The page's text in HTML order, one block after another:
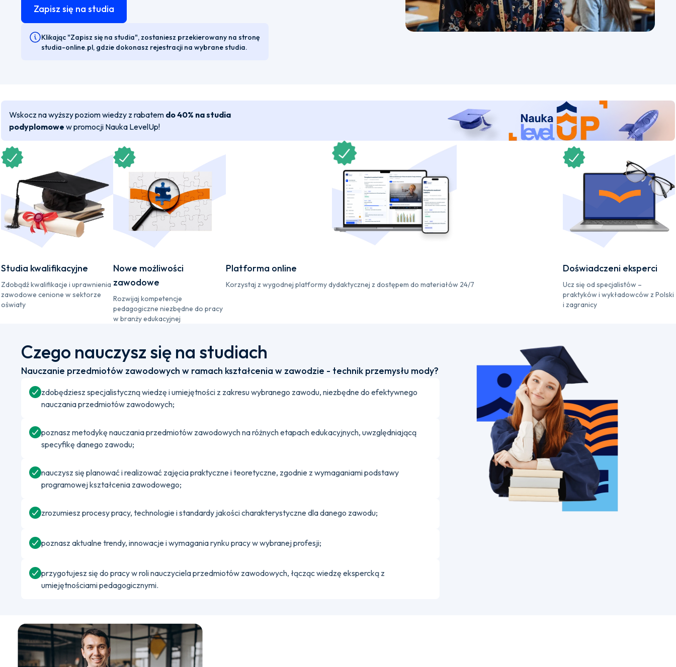
Zapisz się na studia
Klikając "Zapisz się na studia", zostaniesz przekierowany na stronę
studia-online.pl, gdzie dokonasz rejestracji na wybrane studia.
Wskocz na wyższy poziom wiedzy z rabatem do 40% na studia
podyplomowe w promocji Nauka LevelUp!
Studia kwalifikacyjne
Zdobądź kwalifikacje i uprawnienia
zawodowe cenione w sektorze
oświaty
Nowe możliwości
zawodowe
Rozwijaj kompetencje
pedagogiczne niezbędne do pracy
w branży edukacyjnej
Platforma online
Korzystaj z wygodnej platformy dydaktycznej z dostępem do materiałów 24/7
Doświadczeni eksperci
Ucz się od specjalistów –
praktyków i wykładowców z Polski
i zagranicy
Czego nauczysz się na studiach
Nauczanie przedmiotów zawodowych w ramach kształcenia w zawodzie - technik przemysłu mody?
zdobędziesz specjalistyczną wiedzę i umiejętności z zakresu wybranego zawodu, niezbędne do efektywnego
nauczania przedmiotów zawodowych;
poznasz metodykę nauczania przedmiotów zawodowych na różnych etapach edukacyjnych, uwzględniającą
specyfikę danego zawodu;
nauczysz się planować i realizować zajęcia praktyczne i teoretyczne, zgodnie z wymaganiami podstawy
programowej kształcenia zawodowego;
zrozumiesz procesy pracy, technologie i standardy jakości charakterystyczne dla danego zawodu;
poznasz aktualne trendy, innowacje i wymagania rynku pracy w wybranej profesji;
przygotujesz się do pracy w roli nauczyciela przedmiotów zawodowych, łącząc wiedzę ekspercką z
umiejętnościami pedagogicznymi.